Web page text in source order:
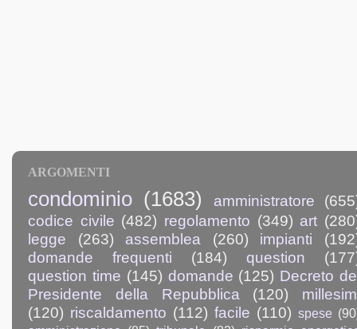
ARGOMENTI
condominio (1683) amministratore
codice civile (482) regolamento (349) art
legge
(263) assemblea (260) impianti
domande frequenti
(184) question
question time (145) domande (125) Decreto
Presidente della Repubblica
(120)
(120) riscaldamento (112) facile (110) spese